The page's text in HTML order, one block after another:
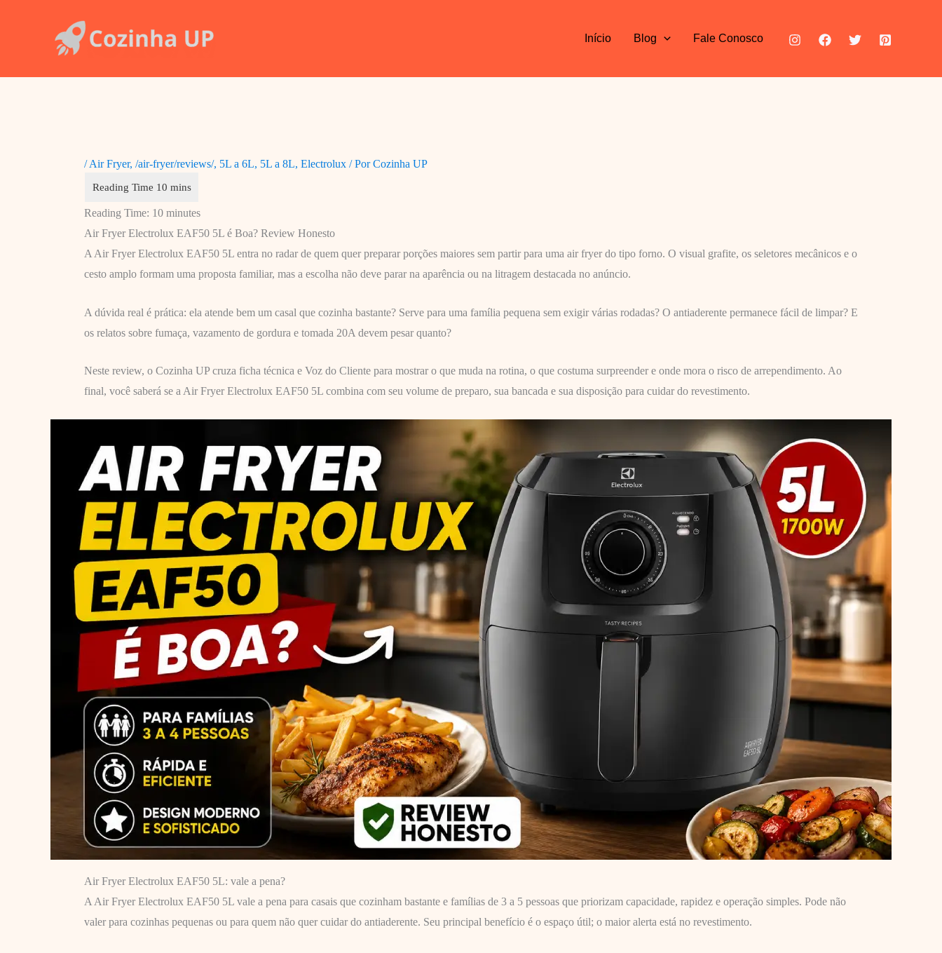
Início Blog Fale Conosco
/Air Fryer, /air-fryer/reviews/, 5L a 6L, 5L a 8L, Electrolux / PorCozinha UP
Reading Time: 10 minutes
Air Fryer Electrolux EAF50 5L é Boa? Review Honesto
A Air Fryer Electrolux EAF50 5L entra no radar de quem quer preparar porções maiores sem partir para uma air fryer do tipo forno. O visual grafite, os seletores mecânicos e o
cesto amplo formam uma proposta familiar, mas a escolha não deve parar na aparência ou na litragem destacada no anúncio.
A dúvida real é prática: ela atende bem um casal que cozinha bastante? Serve para uma família pequena sem exigir várias rodadas? O antiaderente permanece fácil de limpar? E
os relatos sobre fumaça, vazamento de gordura e tomada 20A devem pesar quanto?
Neste review, o Cozinha UP cruza ficha técnica e Voz do Cliente para mostrar o que muda na rotina, o que costuma surpreender e onde mora o risco de arrependimento. Ao
final, você saberá se a Air Fryer Electrolux EAF50 5L combina com seu volume de preparo, sua bancada e sua disposição para cuidar do revestimento.
Air Fryer Electrolux EAF50 5L: vale a pena?
A Air Fryer Electrolux EAF50 5L vale a pena para casais que cozinham bastante e famílias de 3 a 5 pessoas que priorizam capacidade, rapidez e operação simples. Pode não
valer para cozinhas pequenas ou para quem não quer cuidar do antiaderente. Seu principal benefício é o espaço útil; o maior alerta está no revestimento.